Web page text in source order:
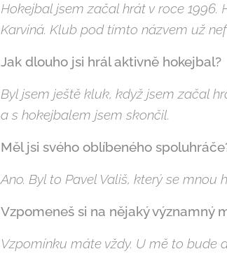
Hokejbal jsem začal hrát v roce 1996.
Karviná. Klub pod tímto názvem už
Jak dlouho jsi hrál aktivně hokejbal?
Byl jsem ještě kluk, když jsem začal
a s hokejbalem jsem skončil.
Měl jsi svého oblíbeného
Ano. Byl to Pavel Vališ, který se mnou
Vzpomeneš si na nějaký významný
Vzpomínku máte vždy. U mě to bude